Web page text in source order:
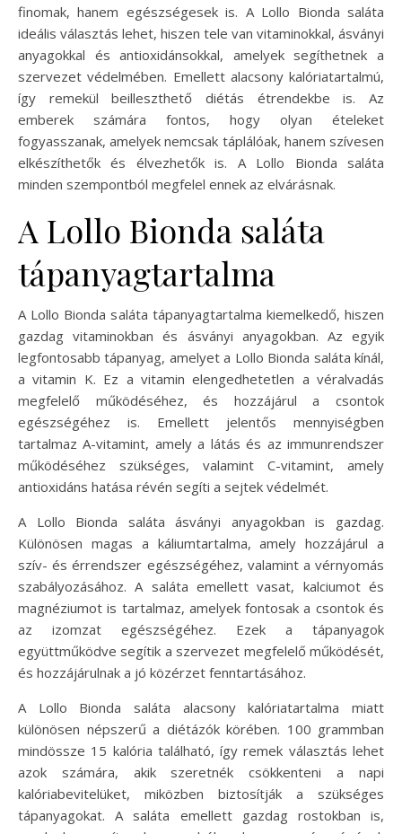
finomak, hanem egészségesek is. A Lollo Bionda saláta
ideális választás lehet, hiszen tele van vitaminokkal, ásványi
anyagokkal és antioxidánsokkal, amelyek segíthetnek a
szervezet védelmében. Emellett alacsony kalóriatartalmú,
így remekül beilleszthető diétás étrendekbe is. Az
emberek számára fontos, hogy olyan ételeket
fogyasszanak, amelyek nemcsak táplálóak, hanem szívesen
elkészíthetők és élvezhetők is. A Lollo Bionda saláta
minden szempontból megfelel ennek az elvárásnak.
A Lollo Bionda saláta
tápanyagtartalma
A Lollo Bionda saláta tápanyagtartalma kiemelkedő, hiszen
gazdag vitaminokban és ásványi anyagokban. Az egyik
legfontosabb tápanyag, amelyet a Lollo Bionda saláta kínál,
a vitamin K. Ez a vitamin elengedhetetlen a véralvadás
megfelelő működéséhez, és hozzájárul a csontok
egészségéhez is. Emellett jelentős mennyiségben
tartalmaz A-vitamint, amely a látás és az immunrendszer
működéséhez szükséges, valamint C-vitamint, amely
antioxidáns hatása révén segíti a sejtek védelmét.
A Lollo Bionda saláta ásványi anyagokban is gazdag.
Különösen magas a káliumtartalma, amely hozzájárul a
szív- és érrendszer egészségéhez, valamint a vérnyomás
szabályozásához. A saláta emellett vasat, kalciumot és
magnéziumot is tartalmaz, amelyek fontosak a csontok és
az izomzat egészségéhez. Ezek a tápanyagok
együttműködve segítik a szervezet megfelelő működését,
és hozzájárulnak a jó közérzet fenntartásához.
A Lollo Bionda saláta alacsony kalóriatartalma miatt
különösen népszerű a diétázók körében. 100 grammban
mindössze 15 kalória található, így remek választás lehet
azok számára, akik szeretnék csökkenteni a napi
kalóriabevitelüket, miközben biztosítják a szükséges
tápanyagokat. A saláta emellett gazdag rostokban is,